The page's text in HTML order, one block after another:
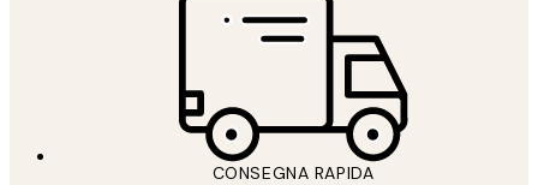
CONSEGNA RAPIDA